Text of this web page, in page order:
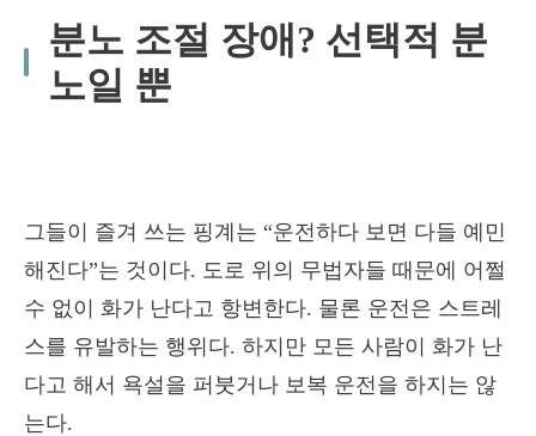
분노 조절 장애? 선택적 분
노일 뿐
그들이 즐겨 쓰는 핑계는 “운전하다 보면 다들 예민
해진다”는 것이다. 도로 위의 무법자들 때문에 어쩔
수 없이 화가 난다고 항변한다. 물론 운전은 스트레
스를 유발하는 행위다. 하지만 모든 사람이 화가 난
다고 해서 욕설을 퍼붓거나 보복 운전을 하지는 않
는다.